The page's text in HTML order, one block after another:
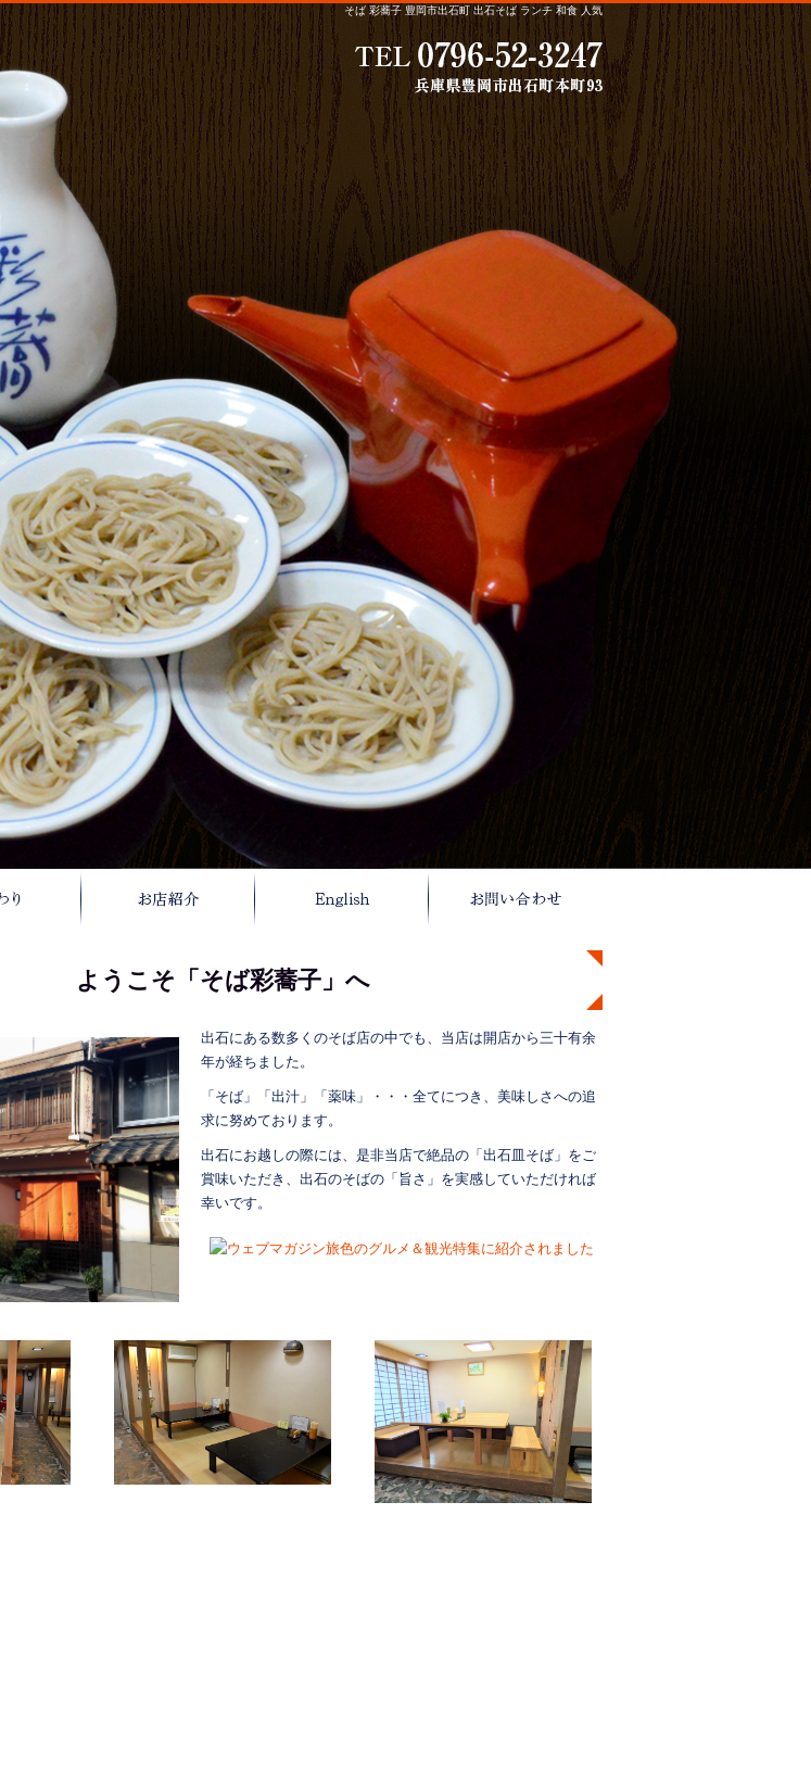
そば 彩蕎子 豊岡市出石町 出石そば ランチ 和食 人気
ようこそ「そば彩蕎子」へ
出石にある数多くのそば店の中でも、当店は開店から三十有余
年が経ちました。
「そば」「出汁」「薬味」・・・全てにつき、美味しさへの追
求に努めております。
出石にお越しの際には、是非当店で絶品の「出石皿そば」をご
賞味いただき、出石のそばの「旨さ」を実感していただければ
幸いです。